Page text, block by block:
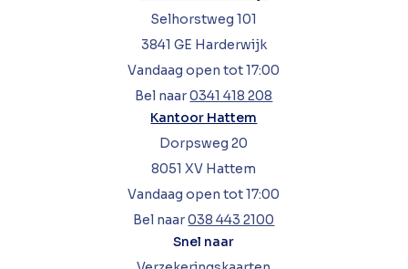
Selhorstweg 101
3841 GE Harderwijk
Vandaag open tot 17:00
Bel naar0341 418 208
Kantoor Hattem
Dorpsweg 20
8051 XV Hattem
Vandaag open tot 17:00
Bel naar038 443 2100
Snel naar